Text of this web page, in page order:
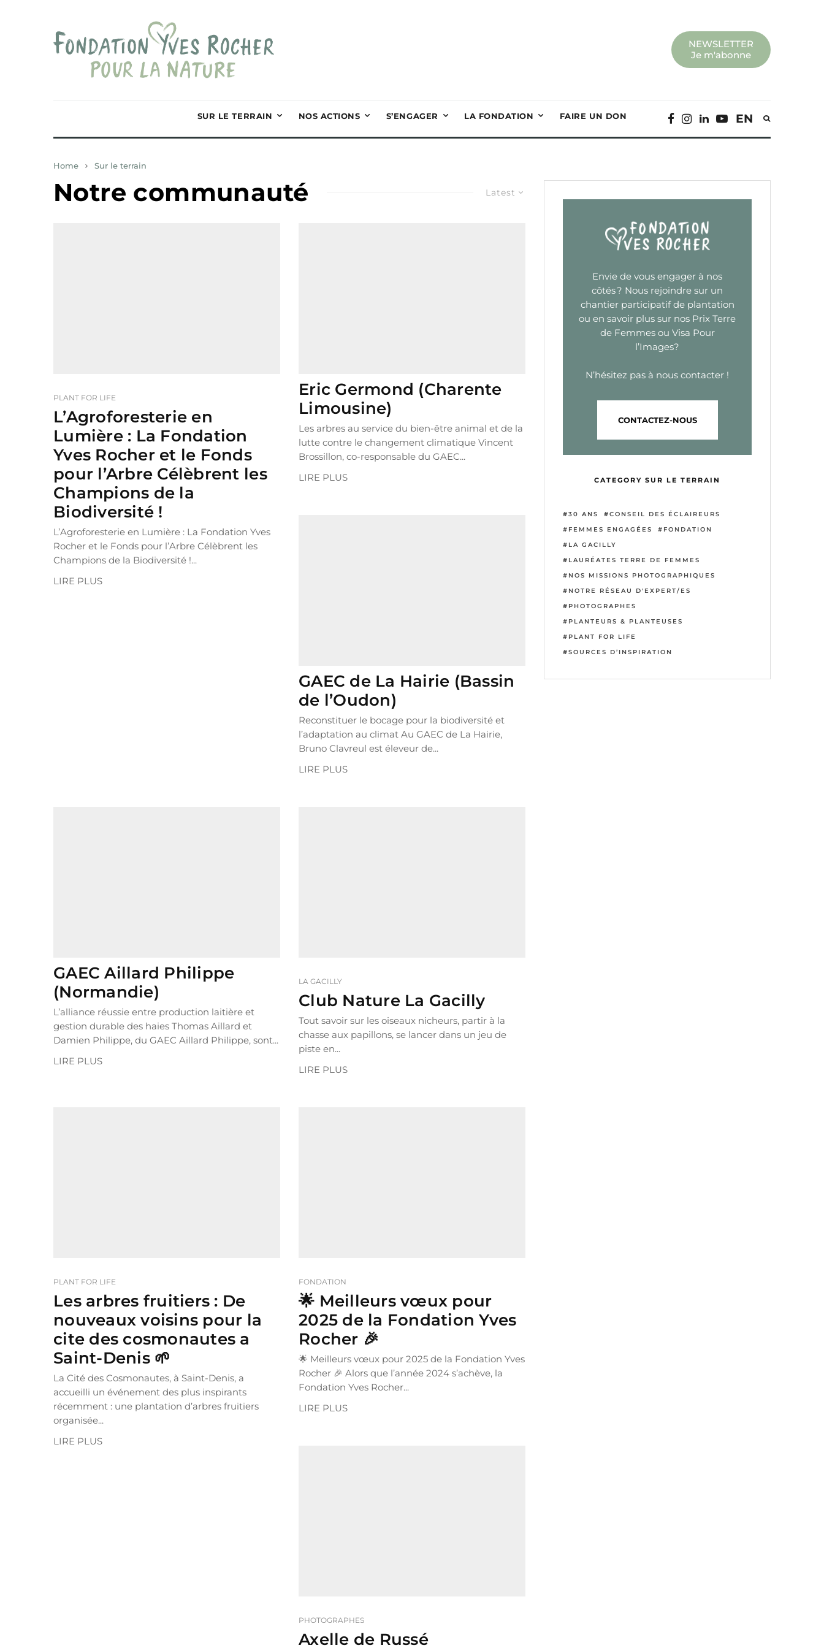
NEWSLETTER
Je m'abonne
SUR LE TERRAIN NOS ACTIONS S’ENGAGER LA FONDATION FAIRE UN DON EN
Home Sur le terrain
Latest
Notre communauté
PLANT FOR LIFE
L’Agroforesterie en
Lumière : La Fondation
Yves Rocher et le Fonds
pour l’Arbre Célèbrent les
Champions de la
Biodiversité !
L’Agroforesterie en Lumière : La Fondation Yves
Rocher et le Fonds pour l’Arbre Célèbrent les
Champions de la Biodiversité !...
LIRE PLUS
Eric Germond (Charente
Limousine)
Les arbres au service du bien-être animal et de la
lutte contre le changement climatique Vincent
Brossillon, co-responsable du GAEC...
LIRE PLUS
GAEC de La Hairie (Bassin
de l’Oudon)
Reconstituer le bocage pour la biodiversité et
l’adaptation au climat Au GAEC de La Hairie,
Bruno Clavreul est éleveur de...
LIRE PLUS
GAEC Aillard Philippe
(Normandie)
L’alliance réussie entre production laitière et
gestion durable des haies Thomas Aillard et
Damien Philippe, du GAEC Aillard Philippe, sont...
LIRE PLUS
LA GACILLY
Club Nature La Gacilly
Tout savoir sur les oiseaux nicheurs, partir à la
chasse aux papillons, se lancer dans un jeu de
piste en...
LIRE PLUS
PLANT FOR LIFE
Les arbres fruitiers : De
nouveaux voisins pour la
cite des cosmonautes a
Saint-Denis 🌱
La Cité des Cosmonautes, à Saint-Denis, a
accueilli un événement des plus inspirants
récemment : une plantation d’arbres fruitiers
organisée...
LIRE PLUS
FONDATION
🌟 Meilleurs vœux pour
2025 de la Fondation Yves
Rocher 🎉
🌟 Meilleurs vœux pour 2025 de la Fondation Yves
Rocher 🎉 Alors que l’année 2024 s’achève, la
Fondation Yves Rocher...
LIRE PLUS
PHOTOGRAPHES
Axelle de Russé
Envie de vous engager à nos
côtés ? Nous rejoindre sur un
chantier participatif de plantation
ou en savoir plus sur nos Prix Terre
de Femmes ou Visa Pour
l’Images?
N’hésitez pas à nous contacter !
CONTACTEZ-NOUS
CATEGORY SUR LE TERRAIN
30 ANS
CONSEIL DES ÉCLAIREURS
FEMMES ENGAGÉES
FONDATION
LA GACILLY
LAURÉATES TERRE DE FEMMES
NOS MISSIONS PHOTOGRAPHIQUES
NOTRE RÉSEAU D'EXPERT/ES
PHOTOGRAPHES
PLANTEURS & PLANTEUSES
PLANT FOR LIFE
SOURCES D’INSPIRATION